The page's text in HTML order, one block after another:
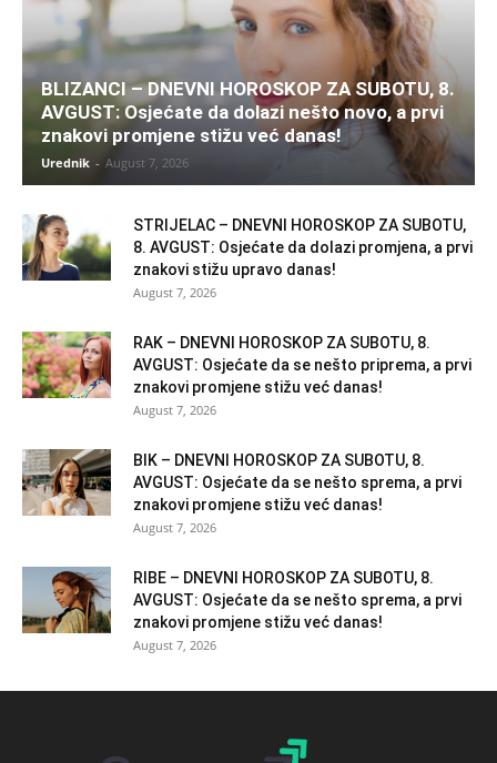
BLIZANCI – DNEVNI HOROSKOP ZA SUBOTU, 8.
AVGUST: Osjećate da dolazi nešto novo, a prvi
znakovi promjene stižu već danas!
Urednik - August 7, 2026
STRIJELAC – DNEVNI HOROSKOP ZA SUBOTU,
8. AVGUST: Osjećate da dolazi promjena, a prvi
znakovi stižu upravo danas!
August 7, 2026
RAK – DNEVNI HOROSKOP ZA SUBOTU, 8.
AVGUST: Osjećate da se nešto priprema, a prvi
znakovi promjene stižu već danas!
August 7, 2026
BIK – DNEVNI HOROSKOP ZA SUBOTU, 8.
AVGUST: Osjećate da se nešto sprema, a prvi
znakovi promjene stižu već danas!
August 7, 2026
RIBE – DNEVNI HOROSKOP ZA SUBOTU, 8.
AVGUST: Osjećate da se nešto sprema, a prvi
znakovi promjene stižu već danas!
August 7, 2026